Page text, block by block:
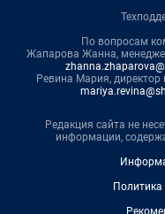
По вопросам
Жапарова Жанна,
Ревина Мария,
Редакция сайта не
информации,